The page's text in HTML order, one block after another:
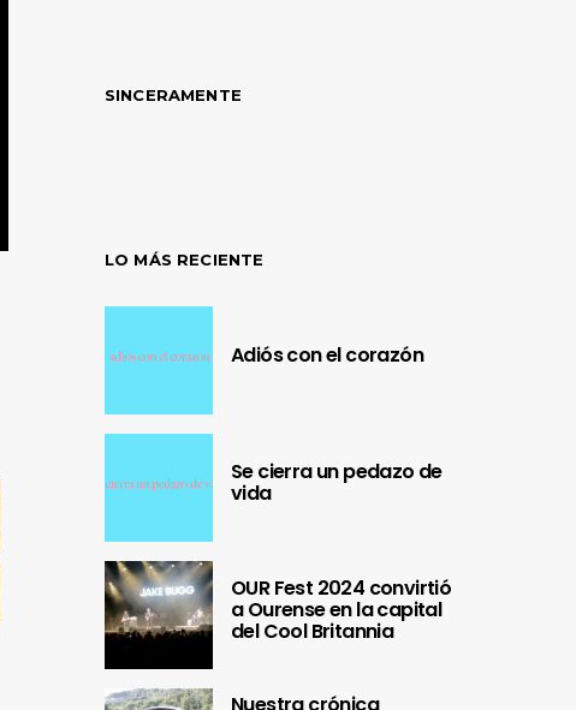
SINCERAMENTE
LO MÁS RECIENTE
Adiós con el corazón
Se cierra un pedazo de
vida
OUR Fest 2024 convirtió
a Ourense en la capital
del Cool Britannia
Nuestra crónica